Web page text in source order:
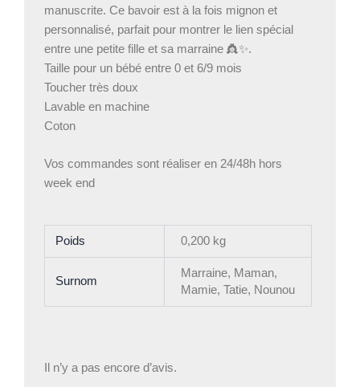
manuscrite. Ce bavoir est à la fois mignon et
personnalisé, parfait pour montrer le lien spécial
entre une petite fille et sa marraine 👸✨.
Taille pour un bébé entre 0 et 6/9 mois
Toucher très doux
Lavable en machine
Coton
Vos commandes sont réaliser en 24/48h hors
week end
Poids 0,200 kg
Surnom
Marraine, Maman,
Mamie, Tatie, Nounou
Il n’y a pas encore d’avis.